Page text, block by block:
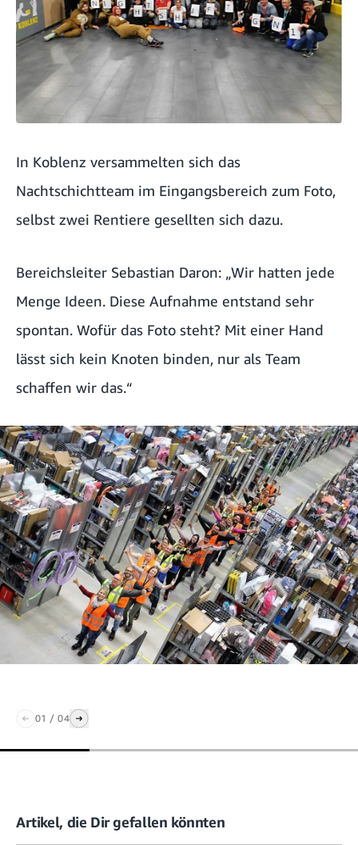
In Koblenz versammelten sich das
Nachtschichtteam im Eingangsbereich zum Foto,
selbst zwei Rentiere gesellten sich dazu.
Bereichsleiter Sebastian Daron: „Wir hatten jede
Menge Ideen. Diese Aufnahme entstand sehr
spontan. Wofür das Foto steht? Mit einer Hand
lässt sich kein Knoten binden, nur als Team
schaffen wir das.“
01 / 04
Artikel, die Dir gefallen könnten